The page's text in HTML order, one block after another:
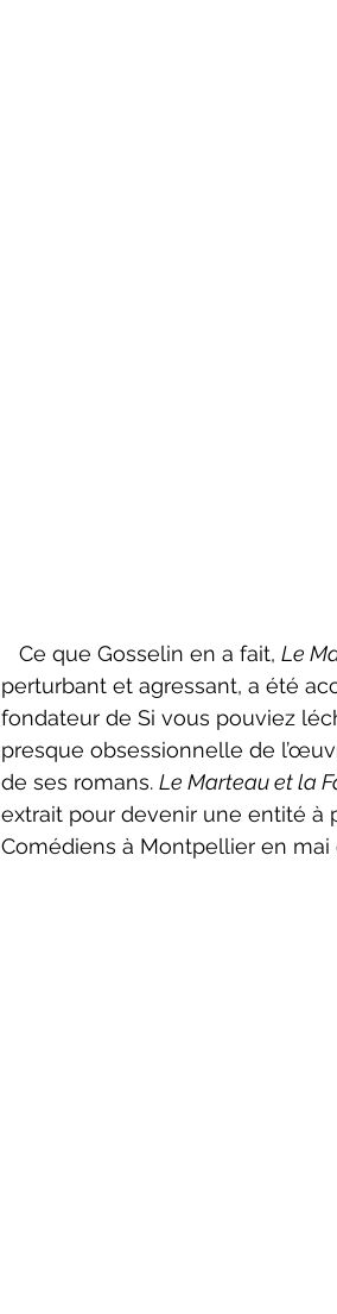
   Ce que Gosselin en a fait,
Le
perturbant et agressant, a été
fondateur de Si vous pouviez
presque obsessionnelle de
de ses romans. Le Marteau et la
extrait pour devenir une entité à
Comédiens à Montpellier en mai